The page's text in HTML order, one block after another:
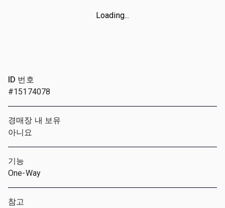
Loading...
ID 번호
#15174078
경매장 내 보유
아니요
기능
One-Way
참고